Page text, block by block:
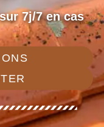
7j/7 en cas